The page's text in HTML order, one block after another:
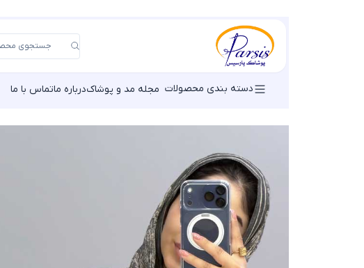
دسته بندی محصولات مجله مد و پوشاکدرباره ماتماس با ما